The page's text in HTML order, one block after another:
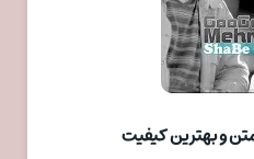
و بهترین کیفیت